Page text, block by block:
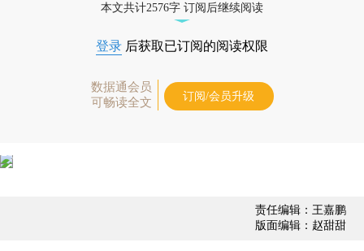
本文共计2576字 订阅后继续阅读
登录 后获取已订阅的阅读权限
数据通会员
可畅读全文
订阅/会员升级
责任编辑：王嘉鹏
版面编辑：赵甜甜